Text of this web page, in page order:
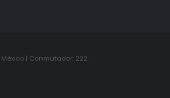
| Conmutador: 222